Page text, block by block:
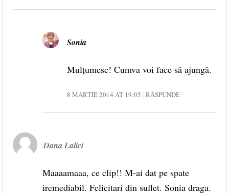
Sonia
Mulțumesc! Cumva voi face să ajungă.
8 MARTIE 2014 AT 19:05 RĂSPUNDE
Dana Lalici
Maaaamaaa, ce clip!! M-ai dat pe spate
iremediabil. Felicitari din suflet. Sonia draga.